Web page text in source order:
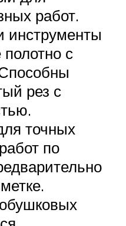
работ.
инструменты
с
рез с
точных
по